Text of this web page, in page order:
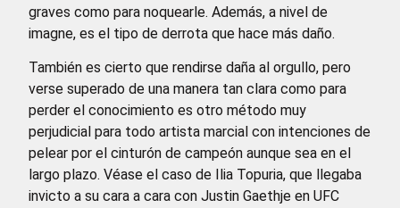
graves como para noquearle. Además, a nivel de
imagne, es el tipo de derrota que hace más daño.
También es cierto que rendirse daña al orgullo, pero
verse superado de una manera tan clara como para
perder el conocimiento es otro método muy
perjudicial para todo artista marcial con intenciones de
pelear por el cinturón de campeón aunque sea en el
largo plazo. Véase el caso de Ilia Topuria, que llegaba
invicto a su cara a cara con Justin Gaethje en UFC